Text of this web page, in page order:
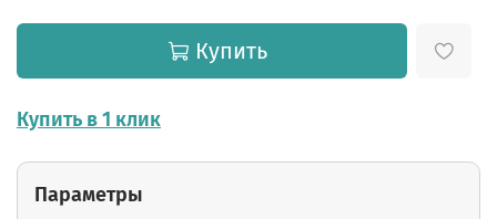
Купить
Купить в 1 клик
Параметры